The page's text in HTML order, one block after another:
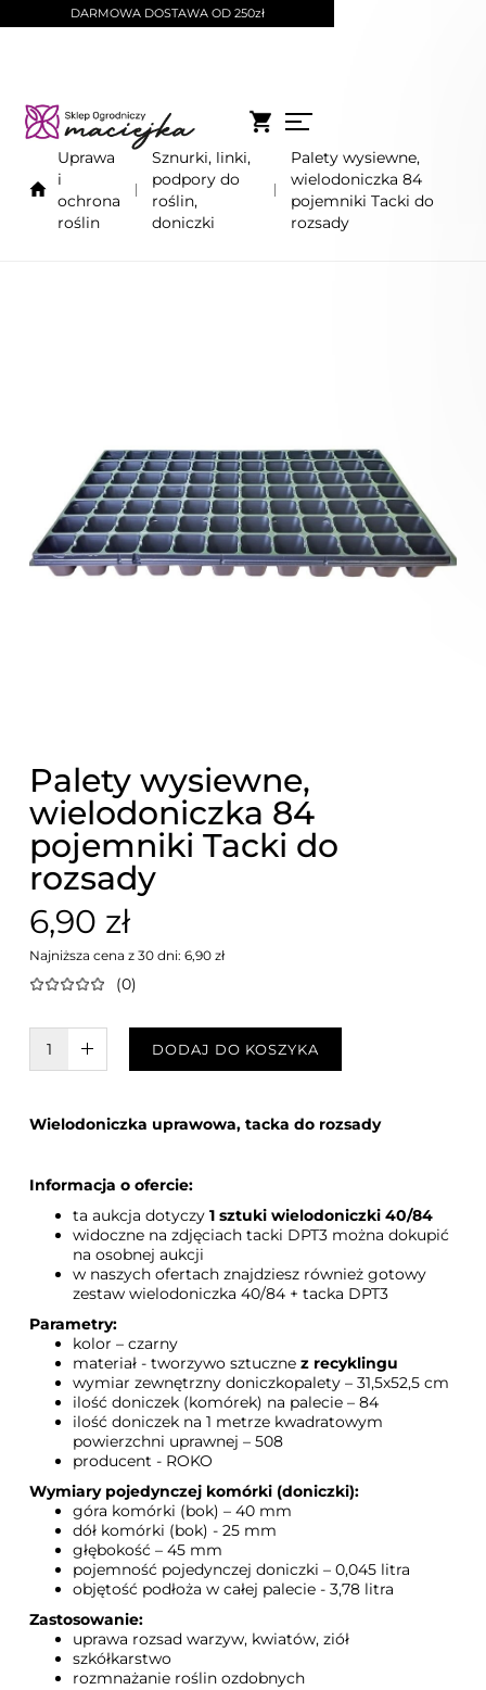
DARMOWA DOSTAWA OD 250zł
Uprawa
i
ochrona
roślin
Sznurki, linki,
podpory do
roślin,
doniczki
Palety wysiewne,
wielodoniczka 84
pojemniki Tacki do
rozsady
Palety wysiewne,
wielodoniczka 84
pojemniki Tacki do
rozsady
6,90 zł
Najniższa cena z 30 dni: 6,90 zł
(0)
W KOSZYKU :)DODAJ DO KOSZYKA
Wielodoniczka uprawowa, tacka do rozsady
Informacja o ofercie:
ta aukcja dotyczy1 sztuki wielodoniczki 40/84
widoczne na zdjęciach tacki DPT3 można dokupić
na osobnej aukcji
w naszych ofertach znajdziesz również gotowy
zestaw wielodoniczka 40/84 + tacka DPT3
Parametry:
kolor – czarny
materiał - tworzywo sztucznez recyklingu
wymiar zewnętrzny doniczkopalety – 31,5x52,5 cm
ilość doniczek (komórek) na palecie – 84
ilość doniczek na 1 metrze kwadratowym
powierzchni uprawnej – 508
producent - ROKO
Wymiary pojedynczej komórki (doniczki):
góra komórki (bok) – 40 mm
dół komórki (bok) - 25 mm
głębokość – 45 mm
pojemność pojedynczej doniczki – 0,045 litra
objętość podłoża w całej palecie - 3,78 litra
Zastosowanie:
uprawa rozsad warzyw, kwiatów, ziół
szkółkarstwo
rozmnażanie roślin ozdobnych